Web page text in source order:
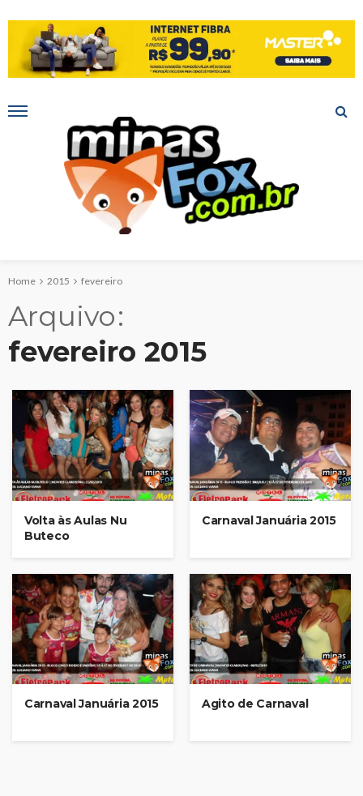
Home 2015 fevereiro
Arquivo
fevereiro 2015
Volta às Aulas Nu
Buteco
Carnaval Januária 2015
Carnaval Januária 2015 Agito de Carnaval